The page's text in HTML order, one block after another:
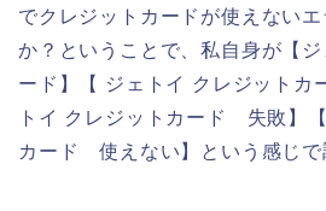
でクレジットカードが使えない
か？ということで、私自身が【
ード】【 ジェトイ クレジット
トイ クレジットカード 失敗】
カード 使えない】という感じで